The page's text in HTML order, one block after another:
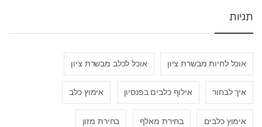
תגיות
אוכל לחיות מבשרת ציון אוכל לכלב מבשרת ציון
איך לבחור אילוף כלבים בפנסיון אימוץ כלב
אימוץ כלבים בחירת מאלף בחירת מזון